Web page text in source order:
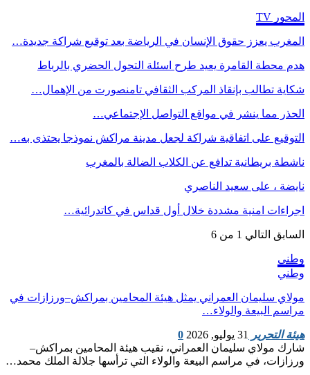
المحور TV
المغرب يعزز حقوق الإنسان في الرياضة بعد توقيع شراكة جديدة…
هدم محطة القامرة يعيد طرح اسئلة التحول الحضري بالرباط
شكاية تطالب بإنقاذ المركب الثقافي تامنصورت من الإهمال…
الحذر مما ينشر في مواقع التواصل الإجتماعي…
التوقيع على اتفاقية شراكة لجعل مدينة مراكش نموذجا يحتذى به…
ناشطة بريطانية تدافع عن الكلاب الضالة بالمغرب
نايضة ، على سعيد الناصري
اجراءات امنية مشددة خلال أول قداس في كاتدرائية…
السابق التالي 1 من 6
وطني
وطني
مولاي سليمان العمراني يمثل هيئة المحامين بمراكش–ورزازات في
مراسم البيعة والولاء…
هيئة التحرير 31 يوليو, 2026
0
شارك مولاي سليمان العمراني، نقيب هيئة المحامين بمراكش–
ورزازات، في مراسم البيعة والولاء التي ترأسها جلالة الملك محمد…